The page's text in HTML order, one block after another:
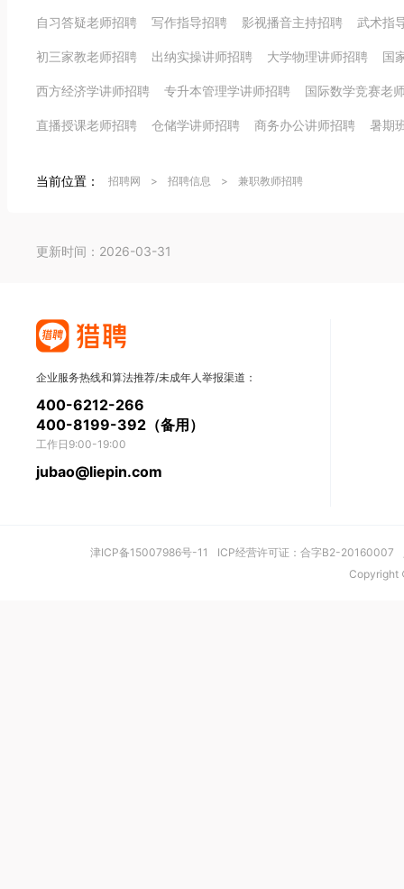
自习答疑老师招聘 写作指导招聘 影视播音主持招聘 武术指
初三家教老师招聘 出纳实操讲师招聘 大学物理讲师招聘 国
西方经济学讲师招聘 专升本管理学讲师招聘 国际数学竞赛老
直播授课老师招聘 仓储学讲师招聘 商务办公讲师招聘 暑期
当前位置： 招聘网 > 招聘信息 > 兼职教师招聘
更新时间：2026-03-31